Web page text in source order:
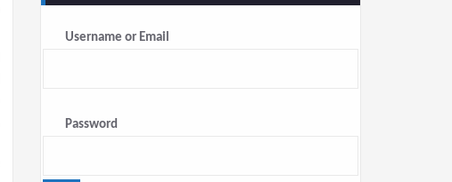
Username or Email
Password